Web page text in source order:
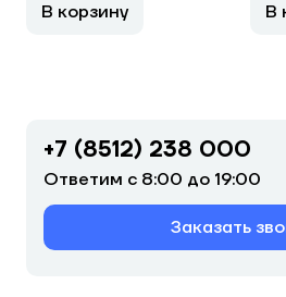
В корзину В
+7 (8512) 238 000
Ответим с 8:00 до 19:00
Заказать